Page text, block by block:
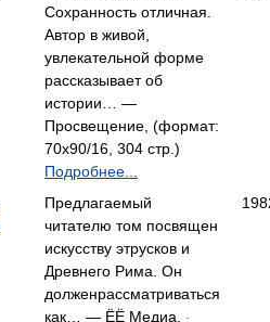
Сохранность отличная.
Автор в живой,
увлекательной форме
рассказывает об
истории… —
Просвещение, (формат:
70x90/16, 304 стр.)
Подробнее...
Предлагаемый
читателю том посвящен
искусству этрусков и
Древнего Рима. Он
долженрассматриваться
как… — ЁЁ Медиа,
-